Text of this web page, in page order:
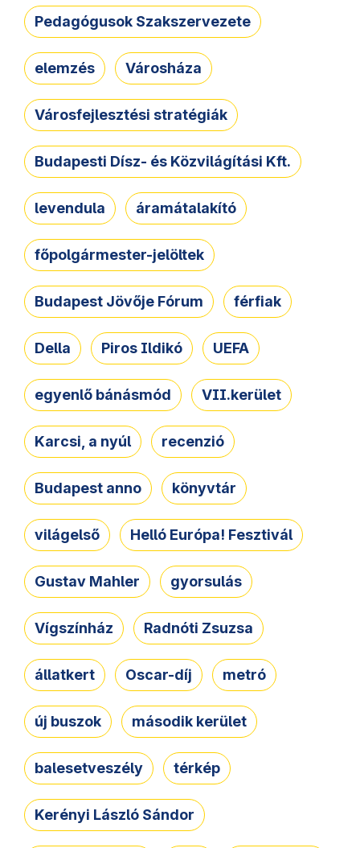
Pedagógusok Szakszervezete
elemzés Városháza
Városfejlesztési stratégiák
Budapesti Dísz- és Közvilágítási Kft.
levendula áramátalakító
főpolgármester-jelöltek
Budapest Jövője Fórum férfiak
Della Piros Ildikó UEFA
egyenlő bánásmód VII.kerület
Karcsi, a nyúl recenzió
Budapest anno könyvtár
világelső Helló Európa! Fesztivál
Gustav Mahler gyorsulás
Vígszínház Radnóti Zsuzsa
állatkert Oscar-díj metró
új buszok második kerület
balesetveszély térkép
Kerényi László Sándor